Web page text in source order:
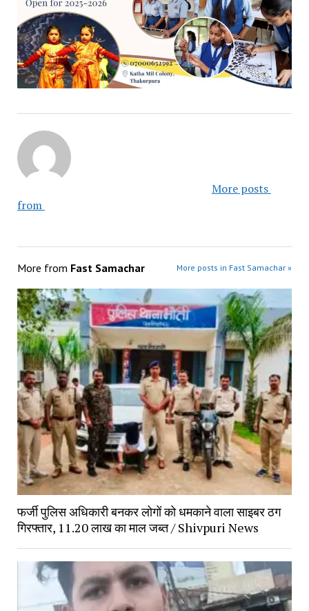
More from Fast Samachar More posts in Fast Samachar »
फर्जी पुलिस अधिकारी बनकर लोगों को धमकाने वाला साइबर ठग
गिरफ्तार, 11.20 लाख का माल जब्त / Shivpuri News